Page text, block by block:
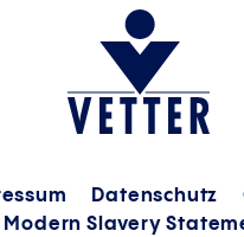
Datenschutz
Modern Slavery